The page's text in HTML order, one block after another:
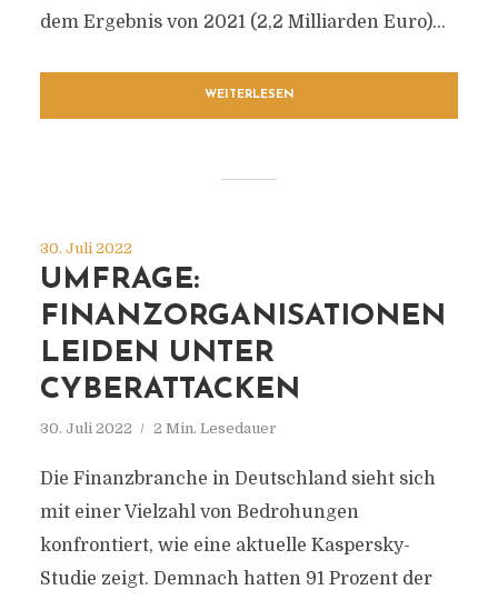
dem Ergebnis von 2021 (2,2 Milliarden Euro)...
WEITERLESEN
30. Juli 2022
UMFRAGE:
FINANZORGANISATIONEN
LEIDEN UNTER
CYBERATTACKEN
30. Juli 2022 2 Min. Lesedauer
Die Finanzbranche in Deutschland sieht sich
mit einer Vielzahl von Bedrohungen
konfrontiert, wie eine aktuelle Kaspersky-
Studie zeigt. Demnach hatten 91 Prozent der